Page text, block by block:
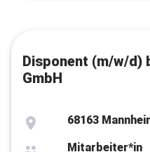
Disponent (m/w/d)
GmbH
68163
Mitarbeiter*in